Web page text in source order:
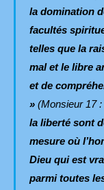
la domination
facultés
telles que la
mal et le libre
et de
» (Monsieur 17 :
la liberté sont
mesure où
Dieu qui est
parmi toutes